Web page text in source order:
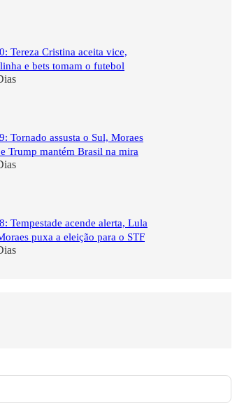
Tereza Cristina aceita vice,
e bets tomam o futebol
Tornado assusta o Sul, Moraes
Trump mantém Brasil na mira
Tempestade acende alerta, Lula
puxa a eleição para o STF